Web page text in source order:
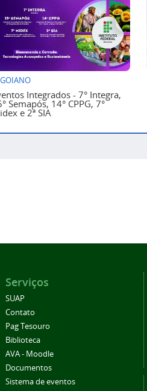
Integrados - 7° Integra,
Semapós, 14° CPPG, 7°
e 2ª SIA
Serviços
SUAP
Contato
Pag Tesouro
Biblioteca
AVA - Moodle
Documentos
Sistema de eventos